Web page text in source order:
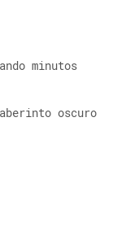
minutos
oscuro